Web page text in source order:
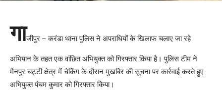
गाजीपुर – करंडा थाना पुलिस ने अपराधियों के खिलाफ चलाए जा रहे
अभियान के तहत एक वांछित अभियुक्त को गिरफ्तार किया है। पुलिस टीम ने
मैनपुर चट्टी क्षेत्र में चेकिंग के दौरान मुखबिर की सूचना पर कार्रवाई करते हुए
अभियुक्त पंचम कुमार को गिरफ्तार किया।